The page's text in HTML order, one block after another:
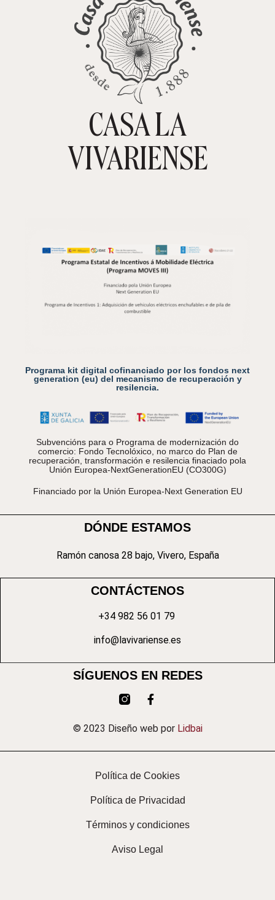
TIENDA ONLINECASA LA
VIVARIENSE
Programa kit digital cofinanciado por los fondos next
generation (eu) del mecanismo de recuperación y
resilencia.
Subvencións para o Programa de modernización do
comercio: Fondo Tecnolóxico, no marco do Plan de
recuperación, transformación e resilencia finaciado pola
Unión Europea-NextGenerationEU (CO300G)
Financiado por la Unión Europea-Next Generation EU
DÓNDE ESTAMOS
Ramón canosa 28 bajo, Vivero, España
CONTÁCTENOS
+34 982 56 01 79
info@lavivariense.es
SÍGUENOS EN REDES
© 2023 Diseño web por Lidbai
Política de Cookies
Política de Privacidad
Términos y condiciones
Aviso Legal